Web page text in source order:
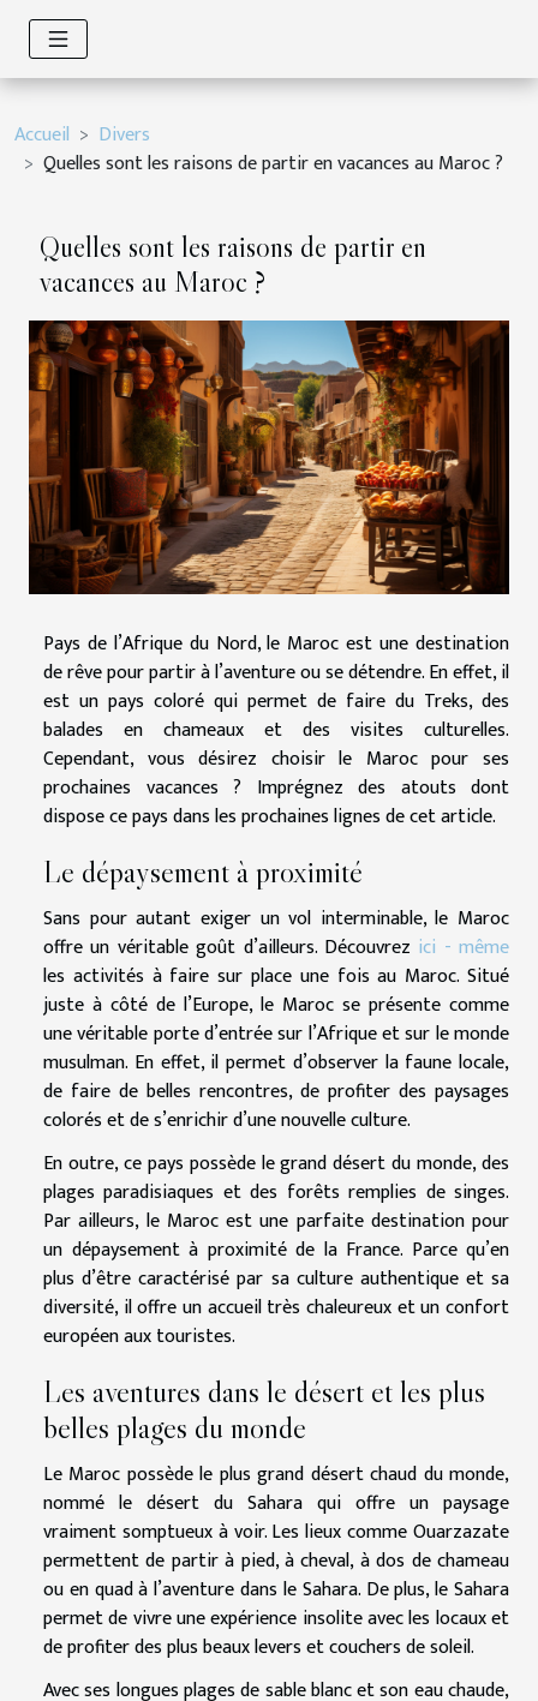
Accueil
Divers
Quelles sont les raisons de partir en vacances au Maroc ?
Quelles sont les raisons de partir en
vacances au Maroc ?
Pays de l’Afrique du Nord, le Maroc est une destination
de rêve pour partir à l’aventure ou se détendre. En effet, il
est un pays coloré qui permet de faire du Treks, des
balades en chameaux et des visites culturelles.
Cependant, vous désirez choisir le Maroc pour ses
prochaines vacances ? Imprégnez des atouts dont
dispose ce pays dans les prochaines lignes de cet article.
Le dépaysement à proximité
Sans pour autant exiger un vol interminable, le Maroc
offre un véritable goût d’ailleurs. Découvrez ici - même
les activités à faire sur place une fois au Maroc. Situé
juste à côté de l’Europe, le Maroc se présente comme
une véritable porte d’entrée sur l’Afrique et sur le monde
musulman. En effet, il permet d’observer la faune locale,
de faire de belles rencontres, de profiter des paysages
colorés et de s’enrichir d’une nouvelle culture.
En outre, ce pays possède le grand désert du monde, des
plages paradisiaques et des forêts remplies de singes.
Par ailleurs, le Maroc est une parfaite destination pour
un dépaysement à proximité de la France. Parce qu’en
plus d’être caractérisé par sa culture authentique et sa
diversité, il offre un accueil très chaleureux et un confort
européen aux touristes.
Les aventures dans le désert et les plus
belles plages du monde
Le Maroc possède le plus grand désert chaud du monde,
nommé le désert du Sahara qui offre un paysage
vraiment somptueux à voir. Les lieux comme Ouarzazate
permettent de partir à pied, à cheval, à dos de chameau
ou en quad à l’aventure dans le Sahara. De plus, le Sahara
permet de vivre une expérience insolite avec les locaux et
de profiter des plus beaux levers et couchers de soleil.
Avec ses longues plages de sable blanc et son eau chaude,